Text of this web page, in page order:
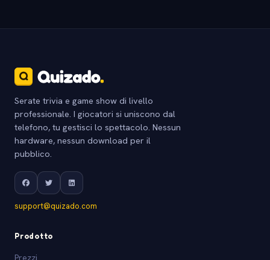
Serate trivia e game show di livello
professionale. I giocatori si uniscono dal
telefono, tu gestisci lo spettacolo. Nessun
hardware, nessun download per il
pubblico.
support@quizado.com
Prodotto
Prezzi